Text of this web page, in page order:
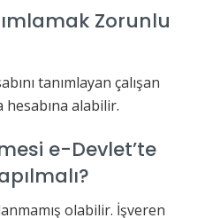
Zorunlu
tanımlayan çalışan
alabilir.
e-Devlet’te
olabilir. İşveren